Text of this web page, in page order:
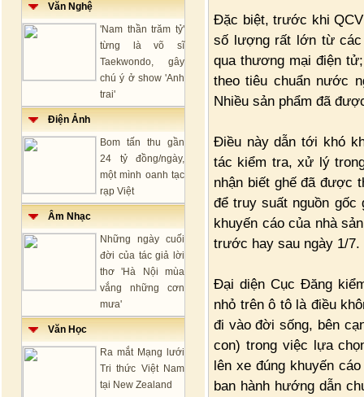
Văn Nghệ
'Nam thần trăm tỷ'
từng là võ sĩ
Taekwondo, gây
chú ý ở show 'Anh
trai'
Điện Ảnh
Bom tấn thu gần
24 tỷ đồng/ngày,
một mình oanh tạc
rạp Việt
Âm Nhạc
Những ngày cuối
đời của tác giả lời
thơ 'Hà Nội mùa
vắng những cơn
mưa'
Văn Học
Ra mắt Mạng lưới
Tri thức Việt Nam
tại New Zealand
Đặc biệt, trước khi
số lượng rất lớn từ các
qua thương mại điện
theo tiêu chuẩn nước
Nhiều sản phẩm đã
Điều này dẫn tới khó
tác kiểm tra, xử lý
nhận biết ghế đã được
để truy suất nguồn
khuyến cáo của nhà
trước hay sau ngày 1/7.
Đại diện Cục Đăng
nhỏ trên ô tô là điều
đi vào đời sống, bên
con) trong việc lựa
lên xe đúng khuyến
ban hành hướng dẫn